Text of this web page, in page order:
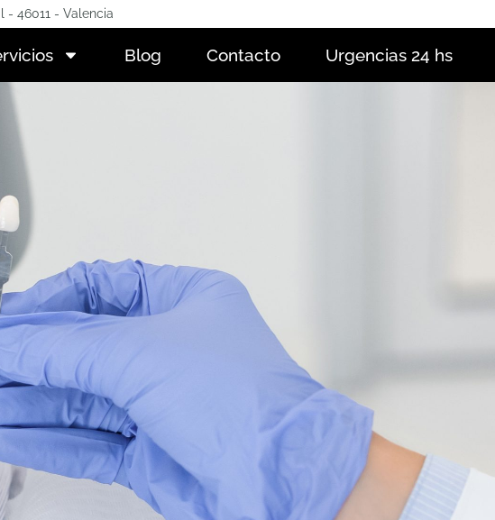
- 46011 - Valencia
Blog Contacto Urgencias 24 hs